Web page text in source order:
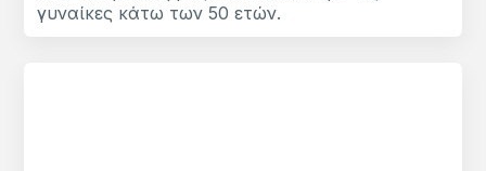
γυναίκες κάτω των 50 ετών.